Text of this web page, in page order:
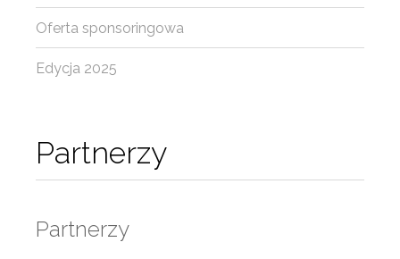
Partnerzy
Partnerzy
Oferta sponsoringowa
Edycja 2025